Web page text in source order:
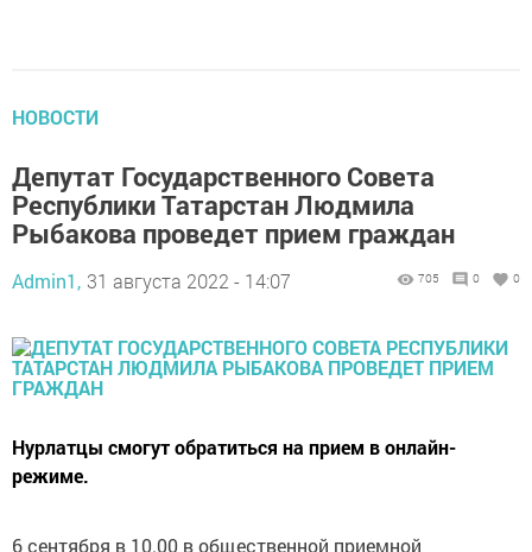
НОВОСТИ
Депутат Государственного Совета
Республики Татарстан Людмила
Рыбакова проведет прием граждан
Admin1, 31 августа 2022 - 14:07 705 0 0
Нурлатцы смогут обратиться на прием в онлайн-
режиме.
6 сентября в 10.00 в общественной приемной